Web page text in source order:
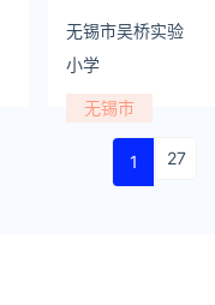
无锡市吴桥实验
小学
无锡市
1 27